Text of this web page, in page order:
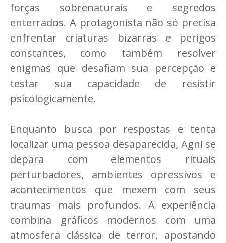
forças sobrenaturais e segredos
enterrados. A protagonista não só precisa
enfrentar criaturas bizarras e perigos
constantes, como também resolver
enigmas que desafiam sua percepção e
testar sua capacidade de resistir
psicologicamente.
Enquanto busca por respostas e tenta
localizar uma pessoa desaparecida, Agni se
depara com elementos rituais
perturbadores, ambientes opressivos e
acontecimentos que mexem com seus
traumas mais profundos. A experiência
combina gráficos modernos com uma
atmosfera clássica de terror, apostando